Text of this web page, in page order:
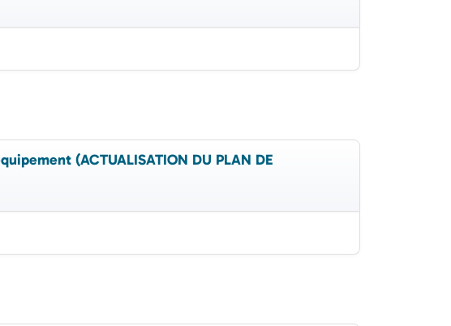
(ACTUALISATION DU PLAN DE